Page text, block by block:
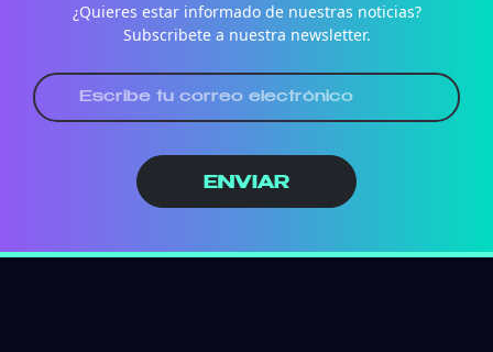
¿Quieres estar informado de nuestras noticias?
Subscribete a nuestra newsletter.
ENVIAR